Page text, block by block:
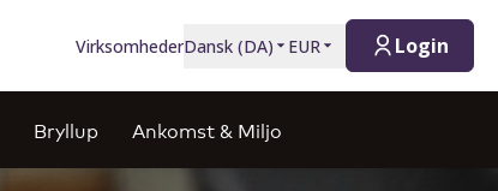
VirksomhederDansk (DA) EUR Login
Bryllup Ankomst & Miljo